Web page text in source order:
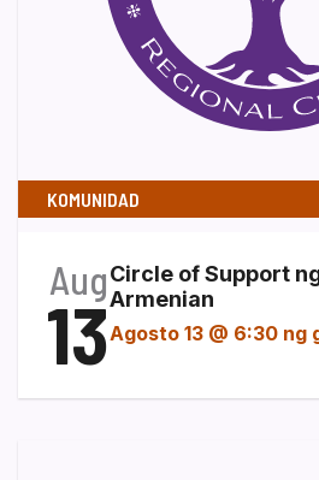
KOMUNIDAD
Aug
13
Circle of Support
Armenian
Agosto 13 @ 6:30 ng